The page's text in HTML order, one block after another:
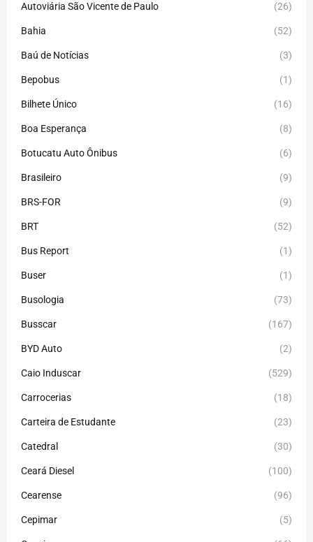
Autoviária São Vicente de Paulo (26)
Bahia (52)
Baú de Notícias (3)
Bepobus (1)
Bilhete Único (16)
Boa Esperança (8)
Botucatu Auto Ônibus (6)
Brasileiro (9)
BRS-FOR (9)
BRT (52)
Bus Report (1)
Buser (1)
Busologia (73)
Busscar (167)
BYD Auto (2)
Caio Induscar (529)
Carrocerias (18)
Carteira de Estudante (23)
Catedral (30)
Ceará Diesel (100)
Cearense (96)
Cepimar (5)